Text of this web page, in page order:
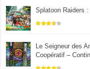
Splatoon Raiders :
Le Seigneur des
Coopératif –